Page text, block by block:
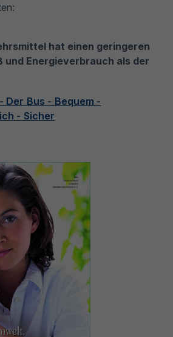
hat einen geringeren
Energieverbrauch als der
Der Bus - Bequem -
- Sicher